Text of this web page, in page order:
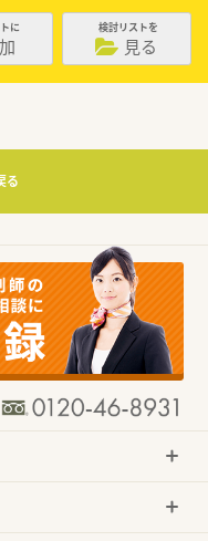
に 検討リストを
見る
る